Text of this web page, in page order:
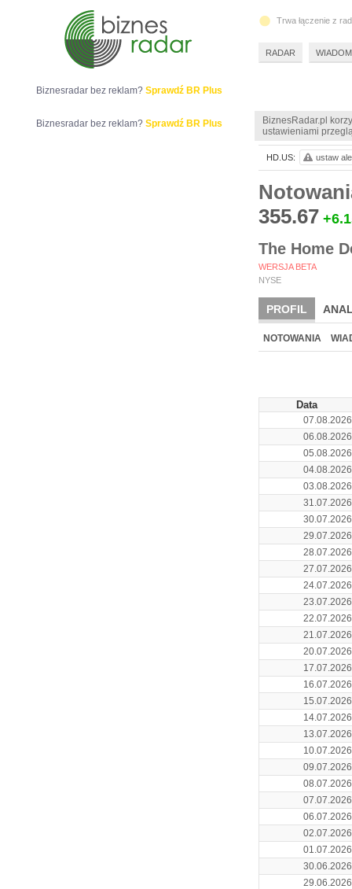
BiznesRadar.pl
ustawieniami
355.67
The Home
WERSJA BETA
NYSE
PROFIL
NOTOWANIA
Data
07.08.2026
06.08.2026
05.08.2026
04.08.2026
03.08.2026
31.07.2026
30.07.2026
29.07.2026
28.07.2026
27.07.2026
24.07.2026
23.07.2026
22.07.2026
21.07.2026
20.07.2026
17.07.2026
16.07.2026
15.07.2026
14.07.2026
13.07.2026
10.07.2026
09.07.2026
08.07.2026
07.07.2026
06.07.2026
02.07.2026
01.07.2026
30.06.2026
29.06.2026
HD.US: ustaw
Biznesradar bez reklam? Sprawdź BR Plus
Biznesradar bez reklam? Sprawdź BR Plus
Trwa łączenie z
RADAR